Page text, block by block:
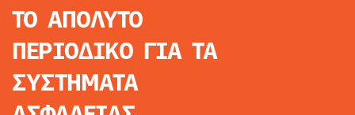
ΤΟ ΑΠΟΛΥΤΟ
ΠΕΡΙΟΔΙΚΟ ΓΙΑ ΤΑ
ΣΥΣΤΗΜΑΤΑ